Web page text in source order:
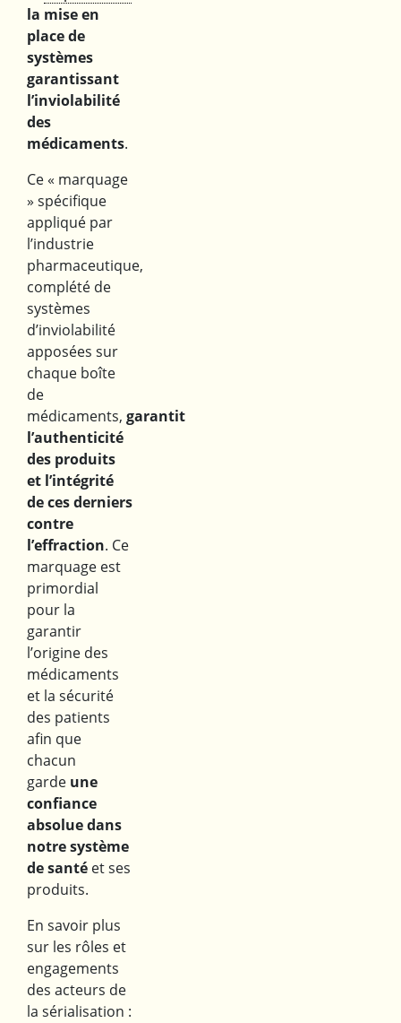
la mise en
place de
systèmes
garantissant
l’inviolabilité
des
médicaments.
Ce « marquage
» spécifique
appliqué par
l’industrie
pharmaceutique,
complété de
systèmes
d’inviolabilité
apposées sur
chaque boîte
de
médicaments, garantit
l’authenticité
des produits
et l’intégrité
de ces derniers
contre
l’effraction. Ce
marquage est
primordial
pour la
garantir
l’origine des
médicaments
et la sécurité
des patients
afin que
chacun
garde une
confiance
absolue dans
notre système
de santé et ses
produits.
En savoir plus
sur les rôles et
engagements
des acteurs de
la sérialisation :